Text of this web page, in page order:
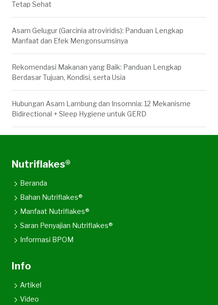
Tetap Sehat
Asam Gelugur (Garcinia atroviridis): Panduan Lengkap
Manfaat dan Efek Mengonsumsinya
Rekomendasi Makanan yang Baik: Panduan Lengkap
Berdasar Tujuan, Kondisi, serta Usia
Hubungan Asam Lambung dan Insomnia: 12 Mekanisme
Bidirectional + Sleep Hygiene untuk GERD
Nutriflakes®
Beranda
Bahan Nutriflakes®
Manfaat Nutriflakes®
Saran Penyajian Nutriflakes®
Informasi BPOM
Info
Artikel
Video